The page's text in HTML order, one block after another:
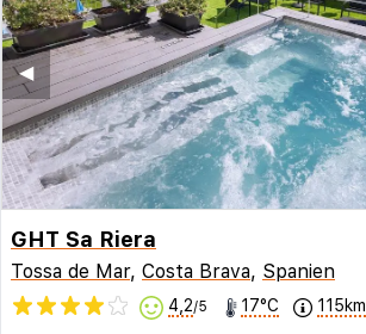
◀︎
GHT Sa Riera
Tossa de Mar, Costa Brava, Spanien
4,2/5 17°C 115km